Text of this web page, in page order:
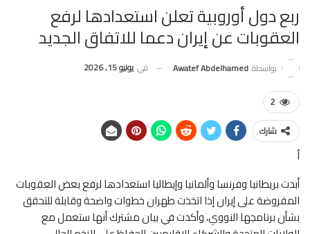
ربع دول أوروبية تعلن استعدادها لرفع
العقوبات عن إيران دعما للاتفاق الجديد
بواسطة Awatef Abdelhamed في يونيو 15, 2026
2
شارك
أ
أبدت بريطانيا وفرنسا وألمانيا وإيطاليا استعدادها لرفع بعض العقوبات
المفروضة على إيران إذا اتخذت طهران خطوات واضحة وقابلة للتحقق
بشأن برنامجها النووي، وأكدت في بيان مشترك أنها ستعمل مع